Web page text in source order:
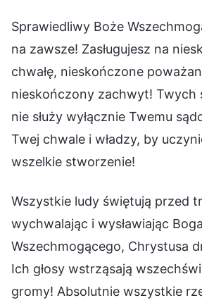
Sprawiedliwy Boże
na zawsze! Zasługujesz na
chwałę, nieskończone
nieskończony zachwyt! Twych
nie służy wyłącznie Twemu
Twej chwale i władzy, by
wszelkie stworzenie!
Wszystkie ludy świętują przed
wychwalając i wysławiając Boga
Wszechmogącego, Chrystusa
Ich głosy wstrząsają
gromy! Absolutnie wszystkie